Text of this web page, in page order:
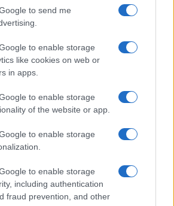
to send me
to enable storage
like cookies on web or
in apps.
to enable storage
of the website or app.
to enable storage
to enable storage
including authentication
fraud prevention, and other
Messina: aggiornamenti sulle